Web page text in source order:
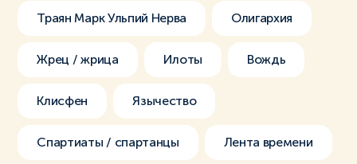
Траян Марк Ульпий Нерва Олигархия
Жрец / жрица Илоты Вождь
Клисфен Язычество
Спартиаты / спартанцы Лента времени